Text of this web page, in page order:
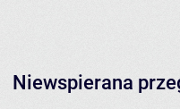
Niewspierana